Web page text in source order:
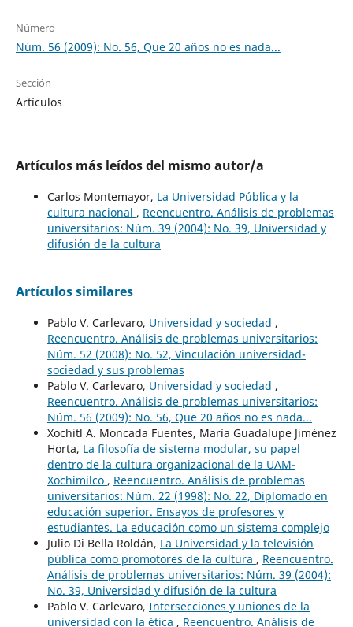
Número
Núm. 56 (2009): No. 56, Que 20 años no es nada...
Sección
Artículos
Artículos más leídos del mismo autor/a
Carlos Montemayor, La Universidad Pública y la
cultura nacional , Reencuentro. Análisis de problemas
universitarios: Núm. 39 (2004): No. 39, Universidad y
difusión de la cultura
Artículos similares
Pablo V. Carlevaro, Universidad y sociedad ,
Reencuentro. Análisis de problemas universitarios:
Núm. 52 (2008): No. 52, Vinculación universidad-
sociedad y sus problemas
Pablo V. Carlevaro, Universidad y sociedad ,
Reencuentro. Análisis de problemas universitarios:
Núm. 56 (2009): No. 56, Que 20 años no es nada...
Xochitl A. Moncada Fuentes, María Guadalupe Jiménez
Horta, La filosofía de sistema modular, su papel
dentro de la cultura organizacional de la UAM-
Xochimilco , Reencuentro. Análisis de problemas
universitarios: Núm. 22 (1998): No. 22, Diplomado en
educación superior. Ensayos de profesores y
estudiantes. La educación como un sistema complejo
Julio Di Bella Roldán, La Universidad y la televisión
pública como promotores de la cultura , Reencuentro.
Análisis de problemas universitarios: Núm. 39 (2004):
No. 39, Universidad y difusión de la cultura
Pablo V. Carlevaro, Intersecciones y uniones de la
universidad con la ética , Reencuentro. Análisis de